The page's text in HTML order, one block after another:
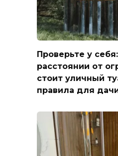
Проверьте у
расстоянии от
стоит уличный
правила для